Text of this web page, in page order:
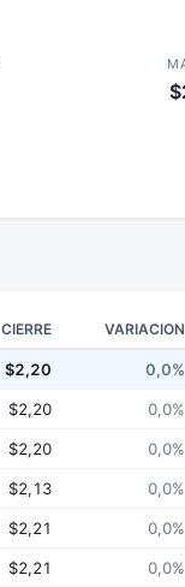
CIERRE VARIACION
$2,20 0,0%
$2,20 0,0%
$2,20 0,0%
$2,13 0,0%
$2,21 0,0%
$2,21 0,0%